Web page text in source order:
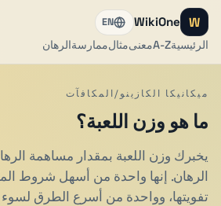
W
WikiOne
الرئيسيةA-Zمعنىمثالممارسةالرهان
EN
ميكانيكا الكازينو/المكافآت
ما هو وزن اللعبة؟
يخبرك وزن اللعبة بمقدار مساهمة
الرهان. إنها واحدة من أسهل شروط
تفويتها، وواحدة من أسرع الطرق